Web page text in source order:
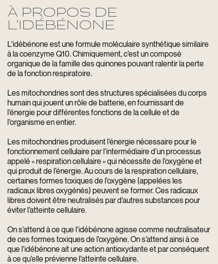
À PROPOS DE
L’IDÉBÉNONE
L’idébénone est une formule moléculaire synthétique similaire
à la coenzyme Q10. Chimiquement, c’est un composé
organique de la famille des quinones pouvant ralentir la perte
de la fonction respiratoire.
Les mitochondries sont des structures spécialisées du corps
humain qui jouent un rôle de batterie, en fournissant de
l’énergie pour différentes fonctions de la cellule et de
l’organisme en entier.
Les mitochondries produisent l’énergie nécessaire pour le
fonctionnement cellulaire par l’intermédiaire d’un processus
appelé « respiration cellulaire » qui nécessite de l’oxygène et
qui produit de l’énergie. Au cours de la respiration cellulaire,
certaines formes toxiques de l’oxygène (appelées les
radicaux libres oxygénés) peuvent se former. Ces radicaux
libres doivent être neutralisés par d’autres substances pour
éviter l’atteinte cellulaire.
On s’attend à ce que l’idébénone agisse comme neutralisateur
de ces formes toxiques de l’oxygène. On s’attend ainsi à ce
que l’idébénone ait une action antioxydante et par conséquent
à ce qu’elle prévienne l’atteinte cellulaire.